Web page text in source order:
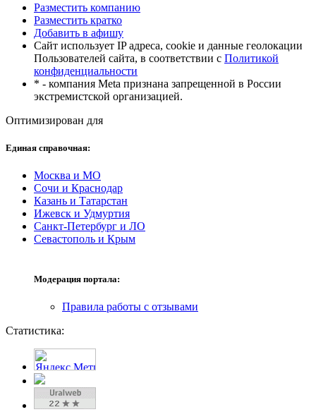
Разместить компанию
Разместить кратко
Добавить в афишу
Сайт использует IP адреса, cookie и данные геолокации
Пользователей сайта, в соответствии с Политикой
конфиденциальности
* - компания Meta признана запрещенной в России
экстремистской организацией.
Оптимизирован для
Единая справочная:
Москва и МО
Сочи и Краснодар
Казань и Татарстан
Ижевск и Удмуртия
Санкт-Петербург и ЛО
Севастополь и Крым
Модерация портала:
Правила работы с отзывами
Статистика: